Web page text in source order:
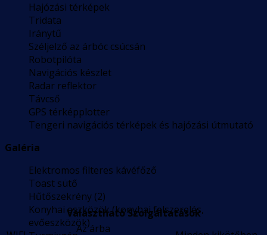
Hajózási térképek
Tridata
Iránytű
Széljelző az árbóc csúcsán
Robotpilóta
Navigációs készlet
Radar reflektor
Távcső
GPS térképplotter
Tengeri navigációs térképek és hajózási útmutató
Galéria
Elektromos filteres kávéfőző
Toast sütő
Hűtőszekrény (2)
Konyhai eszközök (konyhai felszerelés,
evőeszközök)
Választható Szolgáltatások
Az árba